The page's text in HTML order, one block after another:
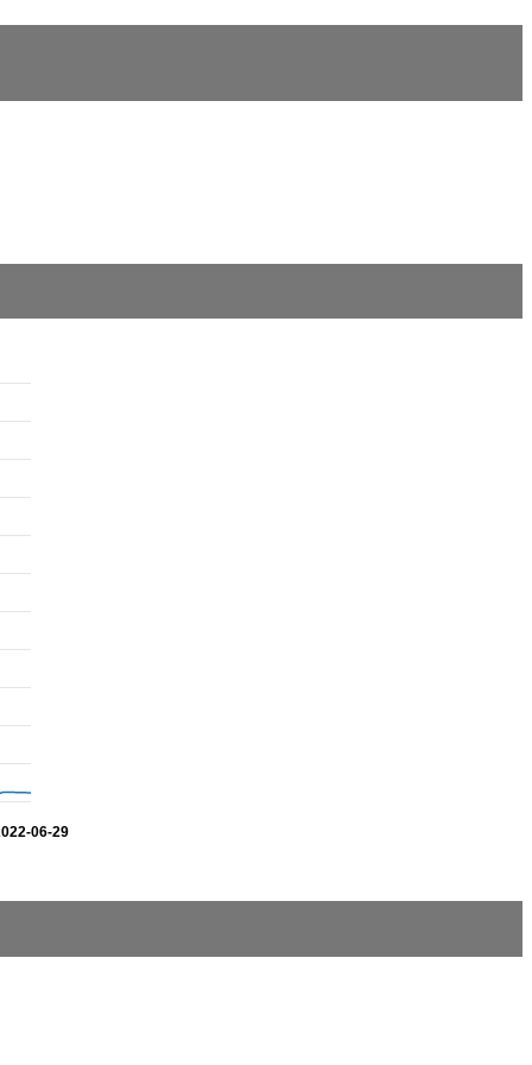
06-29